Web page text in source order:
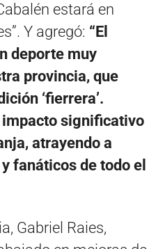
estará en
Y agregó: “El
deporte muy
provincia, que
‘fierrera’.
significativo
atrayendo a
fanáticos de todo el
Gabriel Raies,